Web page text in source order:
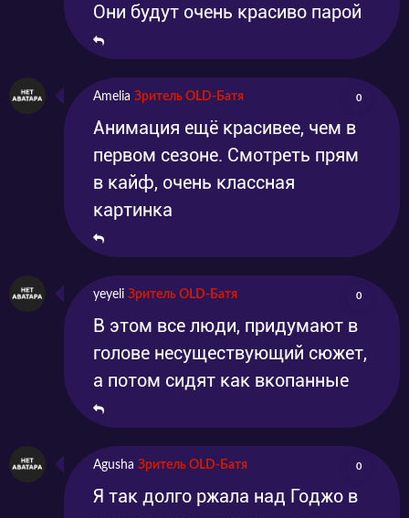
Они будут очень красиво парой
Amelia Зритель OLD-Батя 0
Анимация ещё красивее, чем в
первом сезоне. Смотреть прям
в кайф, очень классная
картинка
yeyeli Зритель OLD-Батя 0
В этом все люди, придумают в
голове несуществующий сюжет,
а потом сидят как вкопанные
Agusha Зритель OLD-Батя 0
Я так долго ржала над Годжо в